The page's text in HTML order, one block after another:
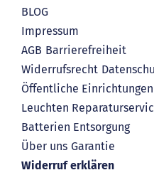
BLOG
Impressum
AGB Barrierefreiheit
Widerrufsrecht
Öffentliche Einrichtungen
Leuchten
Batterien Entsorgung
Über uns Garantie
Widerruf erklären